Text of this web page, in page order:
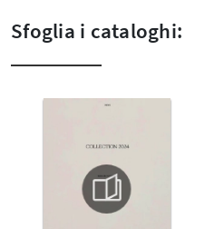
Sfoglia i cataloghi: